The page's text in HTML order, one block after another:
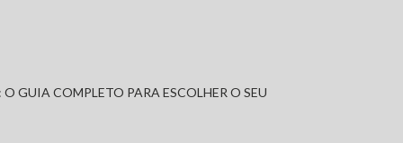
GUIA COMPLETO PARA ESCOLHER O SEU